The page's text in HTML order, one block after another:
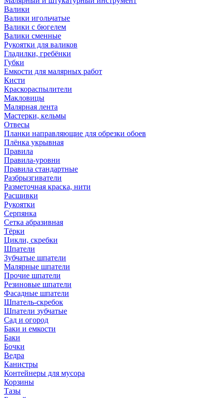
Валики
Валики игольчатые
Валики с бюгелем
Валики сменные
Рукоятки для валиков
Гладилки, гребёнки
Губки
Емкости для малярных работ
Кисти
Краскораспылители
Макловицы
Малярная лента
Мастерки, кельмы
Отвесы
Планки направляющие для обрезки обоев
Плёнка укрывная
Правила
Правила-уровни
Правила стандартные
Разбрызгиватели
Разметочная краска, нити
Расшивки
Рукоятки
Серпянка
Сетка абразивная
Тёрки
Цикли, скребки
Шпатели
Зубчатые шпатели
Малярные шпатели
Прочие шпатели
Резиновые шпатели
Фасадные шпатели
Шпатель-скребок
Шпатели зубчатые
Сад и огород
Баки и емкости
Баки
Бочки
Ведра
Канистры
Контейнеры для мусора
Корзины
Тазы